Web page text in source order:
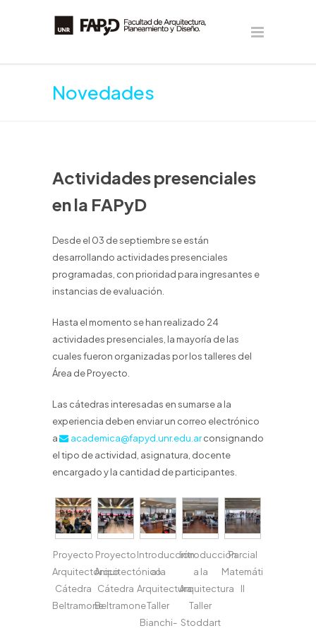
Novedades
Actividades presenciales
en la FAPyD
Desde el 03 de septiembre se están
desarrollando actividades presenciales
programadas, con prioridad para ingresantes e
instancias de evaluación.
Hasta el momento se han realizado 24
actividades presenciales, la mayoría de las
cuales fueron organizadas por los talleres del
Área de Proyecto.
Las cátedras interesadas en sumarse a la
experiencia deben enviar un correo electrónico
a
academica@fapyd.unr.edu.arconsignando
el tipo de actividad, asignatura, docente
encargado y la cantidad de participantes.
Proyecto
Arquitectónico
Cátedra
Beltramone
Proyecto
Arquitectónico
Cátedra
Beltramone
Introducción
a la
Arquitectura
Taller
Bianchi-
Introducción
a la
Arquitectura
Taller
Stoddart
Parcial
Matemáticas
II